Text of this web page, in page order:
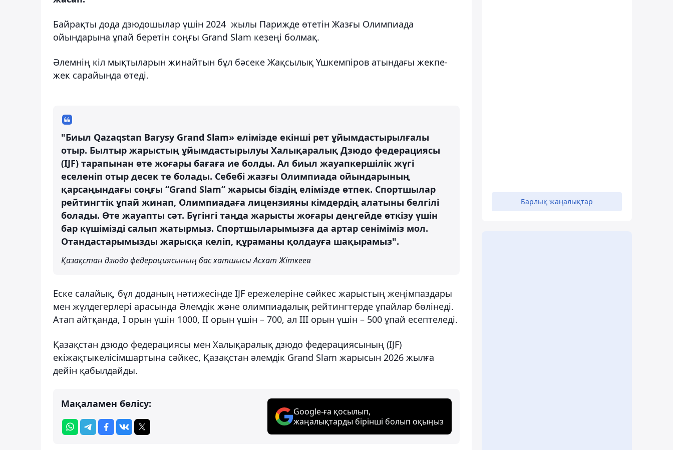
Байрақты дода дзюдошылар үшін 2024 жылы Парижде өтетін Жазғы Олимпиада
ойындарына ұпай беретін соңғы Grand Slam кезеңі болмақ.
Әлемнің кіл мықтыларын жинайтын бұл бәсеке Жақсылық Үшкемпіров атындағы жекпе-
жек сарайында өтеді.
"Биыл Qazaqstan Barysy Grand Slam» елімізде екінші рет ұйымдастырылғалы
отыр. Былтыр жарыстың ұйымдастырылуы Халықаралық Дзюдо федерациясы
(IJF) тарапынан өте жоғары бағаға ие болды. Ал биыл жауапкершілік жүгі
еселеніп отыр десек те болады. Себебі жазғы Олимпиада ойындарының
қарсаңындағы соңғы “Grand Slam” жарысы біздің елімізде өтпек. Спортшылар
рейтингтік ұпай жинап, Олимпиадаға лицензияны кімдердің алатыны белгілі
болады. Өте жауапты сәт. Бүгінгі таңда жарысты жоғары деңгейде өткізу үшін
бар күшімізді салып жатырмыз. Спортшыларымызға да артар сеніміміз мол.
Отандастарымызды жарысқа келіп, құраманы қолдауға шақырамыз".
Қазақстан дзюдо федерациясының бас хатшысы Асхат Жіткеев
Еске салайық, бұл доданың нәтижесінде IJF ережелеріне сәйкес жарыстың жеңімпаздары
мен жүлдегерлері арасында Әлемдік және олимпиадалық рейтингтерде ұпайлар бөлінеді.
Атап айтқанда, І орын үшін 1000, ІІ орын үшін – 700, ал ІІІ орын үшін – 500 ұпай есептеледі.
Қазақстан дзюдо федерациясы мен Халықаралық дзюдо федерациясының (IJF)
екіжақтыкелісімшартына сәйкес, Қазақстан әлемдік Grand Slam жарысын 2026 жылға
дейін қабылдайды.
Мақаламен бөлісу:
Google-ға қосылып,
жаңалықтарды бірінші болып оқыңыз
Барлық жаңалықтар